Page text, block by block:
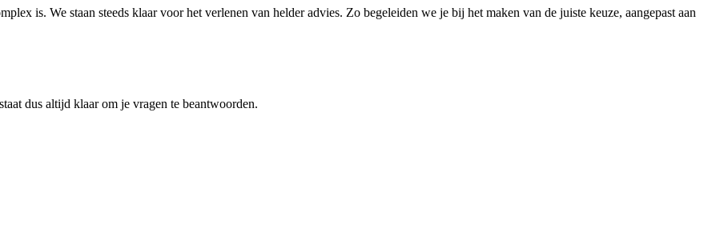
is. We staan steeds klaar voor het verlenen van helder advies. Zo begeleiden we je bij het maken van de juiste keuze, aangepast aan
dus altijd klaar om je vragen te beantwoorden.